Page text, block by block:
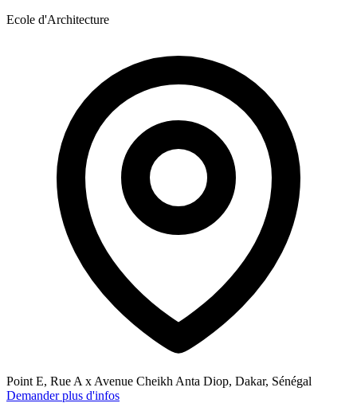
Ecole d'Architecture
Point E, Rue A x Avenue Cheikh Anta Diop, Dakar, Sénégal
Demander plus d'infos